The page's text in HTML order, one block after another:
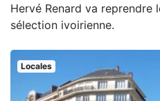
Hervé Renard va reprendre
sélection ivoirienne.
Locales